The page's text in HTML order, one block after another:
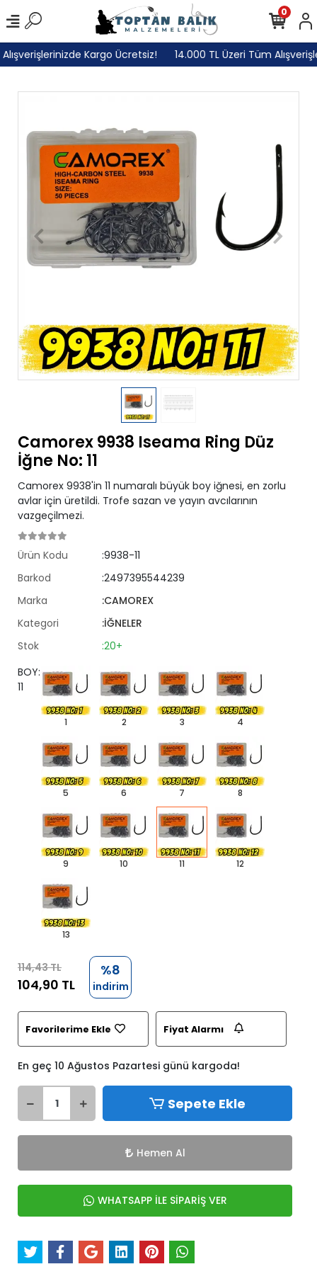
Kargo Ücretsiz! 14.000 TL Üzeri Tüm
0
Camorex 9938 Iseama Ring Düz
İğne No: 11
Camorex 9938'in 11 numaralı büyük boy iğnesi, en zorlu
avlar için üretildi. Trofe sazan ve yayın avcılarının
vazgeçilmezi.
Ürün Kodu
:9938-11
Barkod
:2497395544239
Marka
:CAMOREX
Kategori
:İĞNELER
Stok
:20+
BOY:
11
1 2 3 4
5 6 7 8
9 10 11 12
13
114,43 TL
104,90 TL
%8
indirim
Favorilerime Ekle Fiyat Alarmı
En geç 10 Ağustos Pazartesi günü kargoda!
Sepete Ekle
Hemen Al
WHATSAPP İLE SİPARİŞ VER